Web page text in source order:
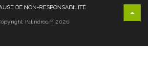
DE NON-RESPONSABILITÉ
Palindroom 2026